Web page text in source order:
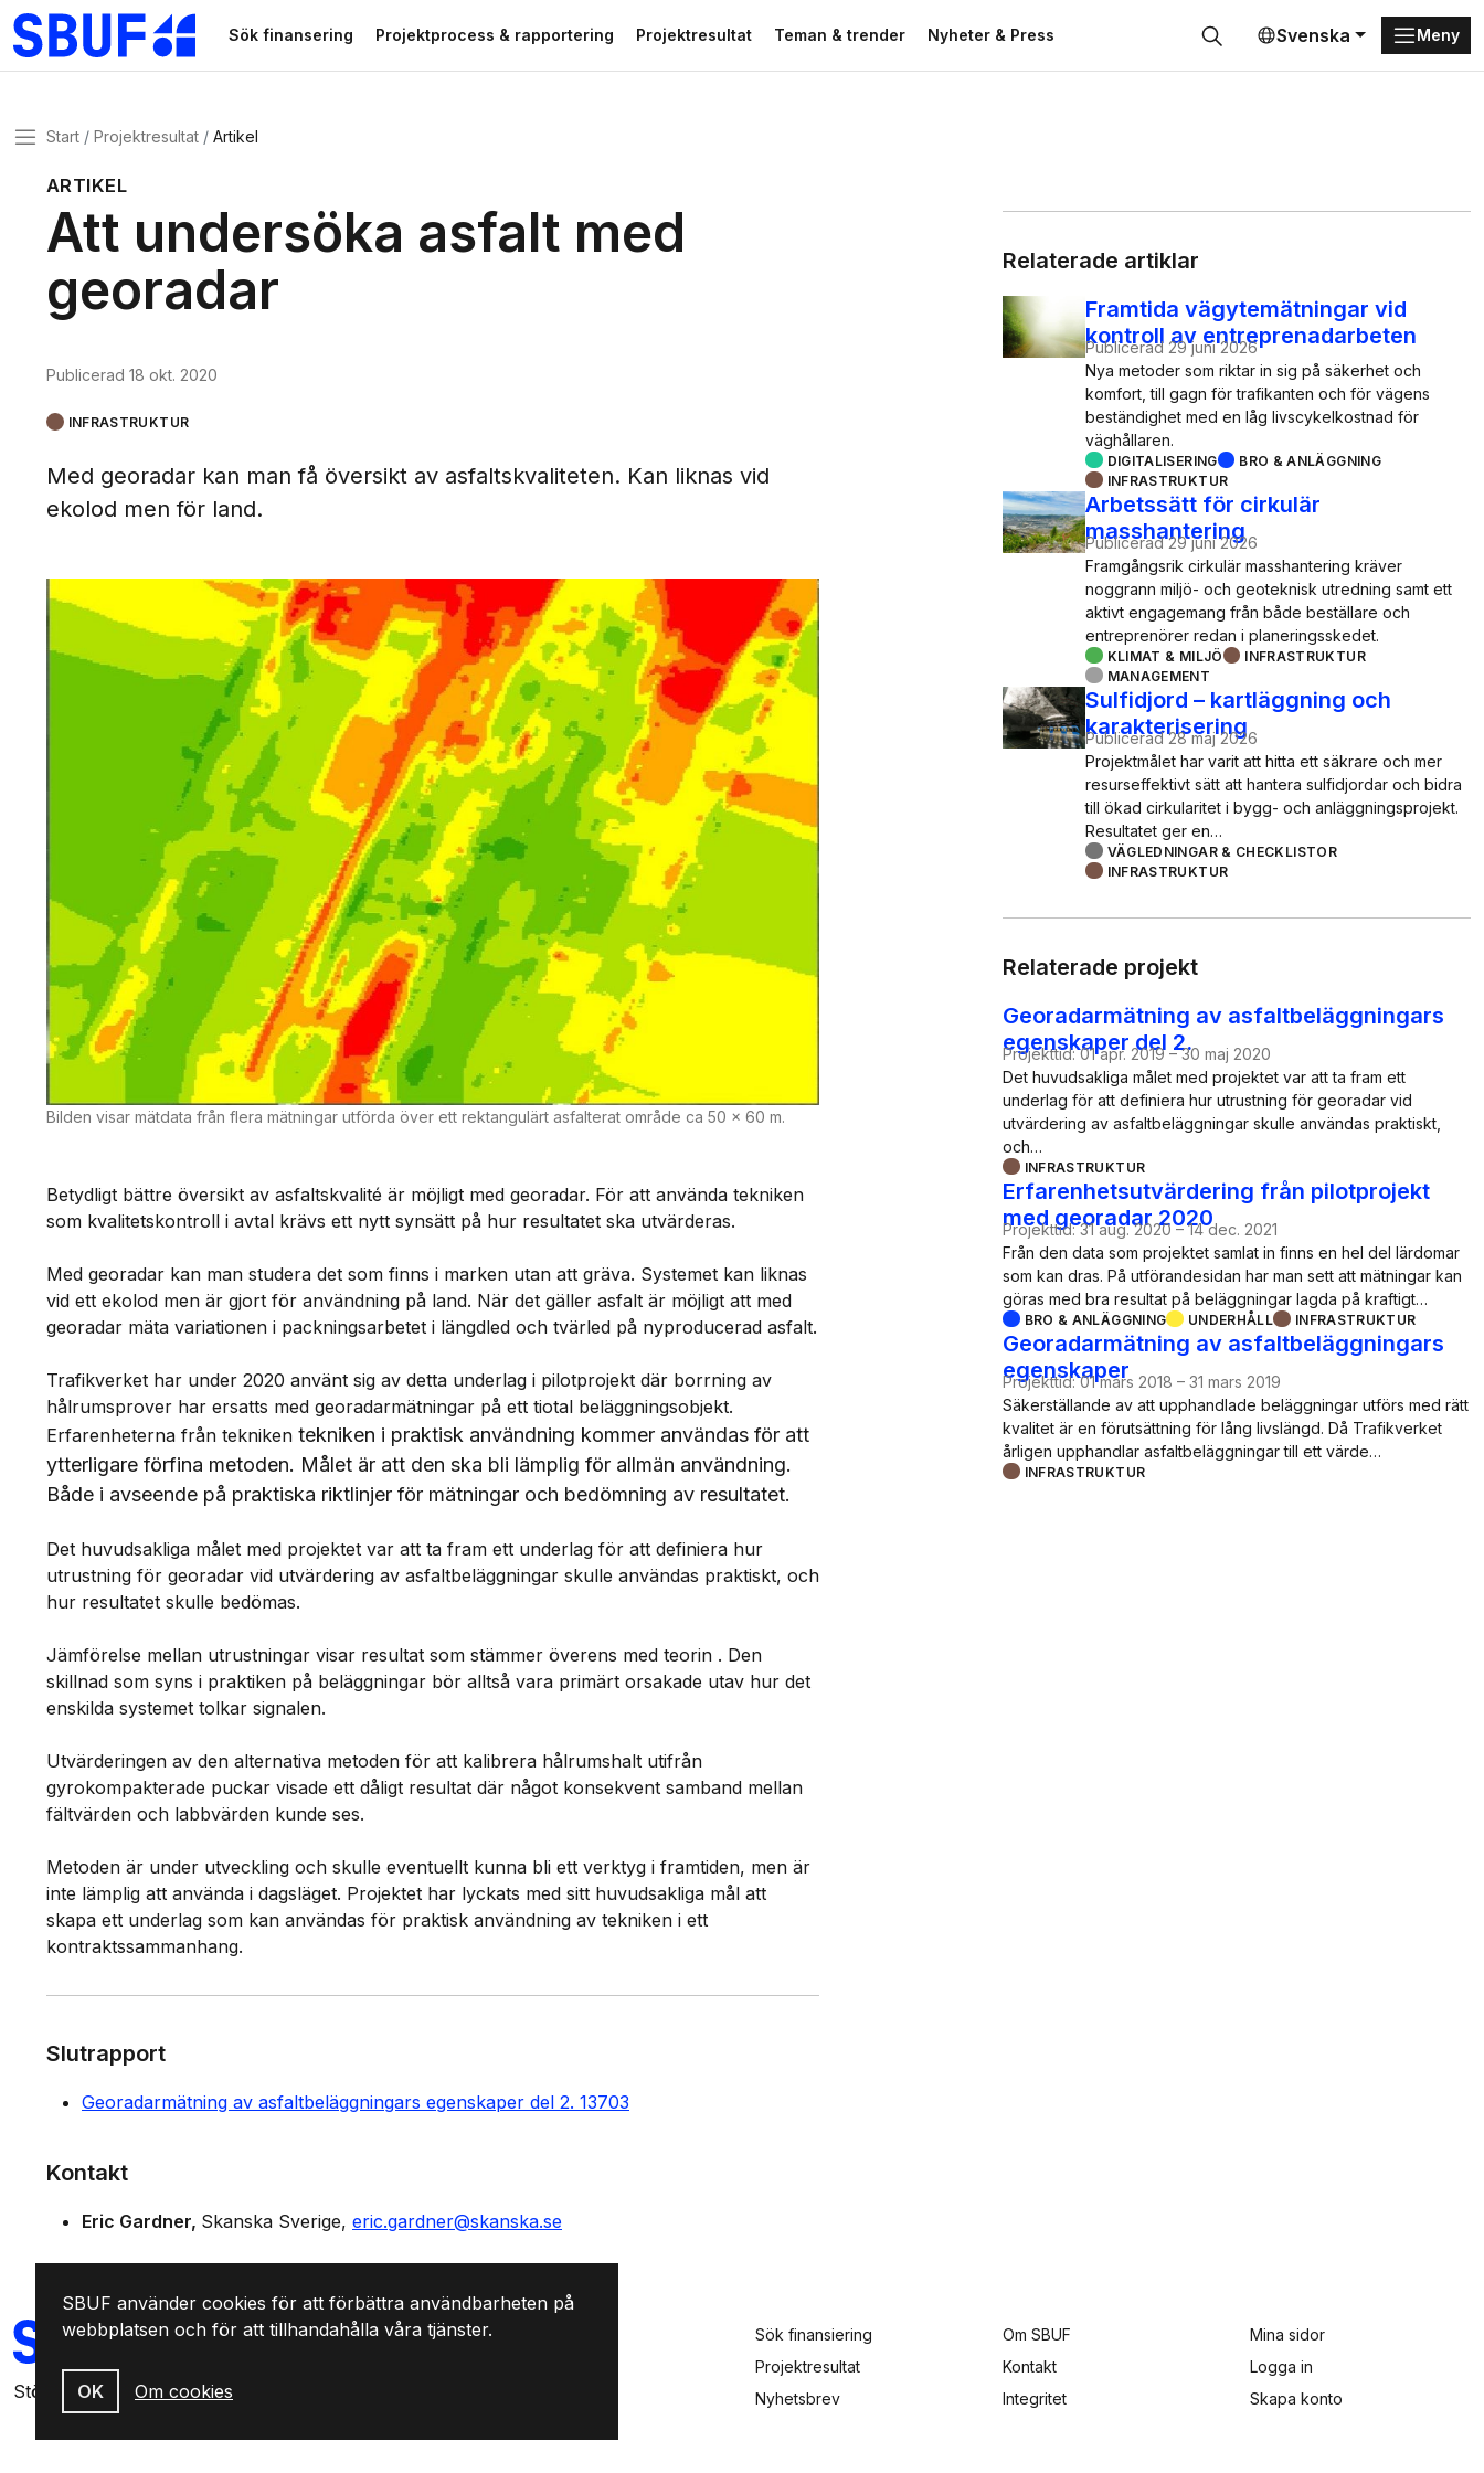
Gå direkt till huvudinnehålletSök finansering Projektprocess & rapportering Projektresultat Teman & trender Nyheter & Press Svenska Meny
MenyStart Projektresultat Artikel
ARTIKEL
Att undersöka asfalt med
georadar
Publicerad 18 okt. 2020
INFRASTRUKTUR
Med georadar kan man få översikt av asfaltskvaliteten. Kan liknas vid
ekolod men för land.
Bilden visar mätdata från flera mätningar utförda över ett rektangulärt asfalterat område ca 50 x 60 m.
Betydligt bättre översikt av asfaltskvalité är möjligt med georadar. För att använda tekniken
som kvalitetskontroll i avtal krävs ett nytt synsätt på hur resultatet ska utvärderas.
Med georadar kan man studera det som finns i marken utan att gräva. Systemet kan liknas
vid ett ekolod men är gjort för användning på land. När det gäller asfalt är möjligt att med
georadar mäta variationen i packningsarbetet i längdled och tvärled på nyproducerad asfalt.
Trafikverket har under 2020 använt sig av detta underlag i pilotprojekt där borrning av
hålrumsprover har ersatts med georadarmätningar på ett tiotal beläggningsobjekt.
Erfarenheterna från tekniken tekniken i praktisk användning kommer användas för att
ytterligare förfina metoden. Målet är att den ska bli lämplig för allmän användning.
Både i avseende på praktiska riktlinjer för mätningar och bedömning av resultatet.
Det huvudsakliga målet med projektet var att ta fram ett underlag för att definiera hur
utrustning för georadar vid utvärdering av asfaltbeläggningar skulle användas praktiskt, och
hur resultatet skulle bedömas.
Jämförelse mellan utrustningar visar resultat som stämmer överens med teorin . Den
skillnad som syns i praktiken på beläggningar bör alltså vara primärt orsakade utav hur det
enskilda systemet tolkar signalen.
Utvärderingen av den alternativa metoden för att kalibrera hålrumshalt utifrån
gyrokompakterade puckar visade ett dåligt resultat där något konsekvent samband mellan
fältvärden och labbvärden kunde ses.
Metoden är under utveckling och skulle eventuellt kunna bli ett verktyg i framtiden, men är
inte lämplig att använda i dagsläget. Projektet har lyckats med sitt huvudsakliga mål att
skapa ett underlag som kan användas för praktisk användning av tekniken i ett
kontraktssammanhang.
Slutrapport
Georadarmätning av asfaltbeläggningars egenskaper del 2. 13703
Kontakt
Eric Gardner Skanska Sverige eric.gardner@skanska.se
Relaterade artiklar
Framtida vägytemätningar vid
kontroll av entreprenadarbeten
Publicerad 29 juni 2026
Nya metoder som riktar in sig på säkerhet och
komfort, till gagn för trafikanten och för vägens
beständighet med en låg livscykelkostnad för
väghållaren.
DIGITALISERING
BRO & ANLÄGGNING
INFRASTRUKTUR
Arbetssätt för cirkulär
masshantering
Publicerad 29 juni 2026
Framgångsrik cirkulär masshantering kräver
noggrann miljö- och geoteknisk utredning samt ett
aktivt engagemang från både beställare och
entreprenörer redan i planeringsskedet.
KLIMAT & MILJÖ
INFRASTRUKTUR
MANAGEMENT
Sulfidjord – kartläggning och
karakterisering
Publicerad 28 maj 2026
Projektmålet har varit att hitta ett säkrare och mer
resurseffektivt sätt att hantera sulfidjordar och bidra
till ökad cirkularitet i bygg- och anläggningsprojekt.
Resultatet ger en…
VÄGLEDNINGAR & CHECKLISTOR
INFRASTRUKTUR
Relaterade projekt
Georadarmätning av asfaltbeläggningars
egenskaper del 2.
Projekttid: 01 apr. 2019 – 30 maj 2020
Det huvudsakliga målet med projektet var att ta fram ett
underlag för att definiera hur utrustning för georadar vid
utvärdering av asfaltbeläggningar skulle användas praktiskt,
och…
INFRASTRUKTUR
Erfarenhetsutvärdering från pilotprojekt
med georadar 2020
Projekttid: 31 aug. 2020 – 14 dec. 2021
Från den data som projektet samlat in finns en hel del lärdomar
som kan dras. På utförandesidan har man sett att mätningar kan
göras med bra resultat på beläggningar lagda på kraftigt…
BRO & ANLÄGGNING UNDERHÅLL INFRASTRUKTUR
Georadarmätning av asfaltbeläggningars
egenskaper
Projekttid: 01 mars 2018 – 31 mars 2019
Säkerställande av att upphandlade beläggningar utförs med rätt
kvalitet är en förutsättning för lång livslängd. Då Trafikverket
årligen upphandlar asfaltbeläggningar till ett värde…
INFRASTRUKTUR
SVENSKA
BYGGBRANSCHENS
Stödjer forskning & utveckling som leder till praktisk handling
Sök finansiering
Projektresultat
Nyhetsbrev
Om SBUF
Kontakt
Integritet
Mina sidor
Logga in
Skapa konto
SBUF använder cookies för att förbättra användbarheten på
webbplatsen och för att tillhandahålla våra tjänster.
OK Om cookies